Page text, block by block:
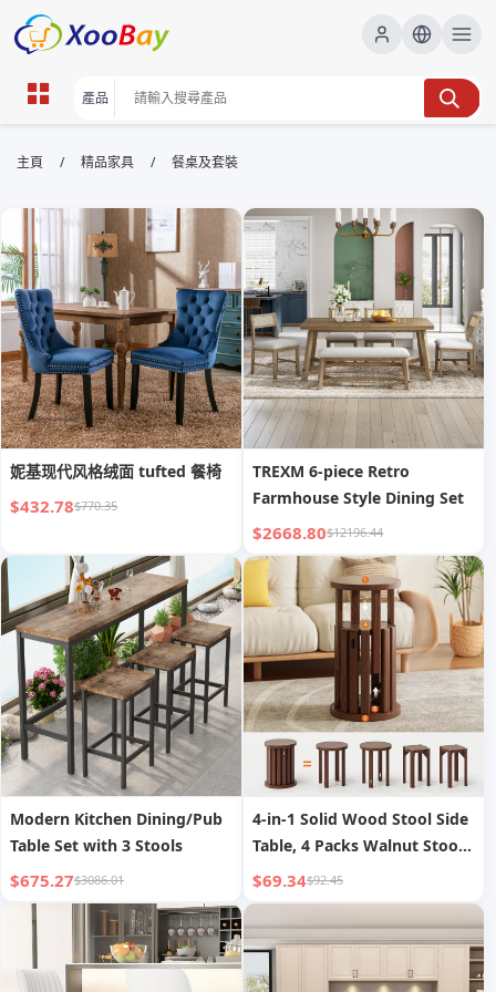
餐桌及套裝 | XOOBAY B2B/B2C
餐桌, 套裝, 家具, 客廳, 室內設計, 家居風格, 餐廳裝潢,
wholesale 餐桌及套裝, XOOBAY
本頁提供餐桌與套裝的材質、尺寸、風格與搭配建議，涵蓋木質、金屬、
玻璃等材質優缺點，協助用戶在 Google 搜尋快速找到相關資訊，提升
網站曝光率。
主頁 / 精品家具 / 餐桌及套裝
妮基现代风格绒面 tufted 餐椅
$432.78$770.35
TREXM 6-piece Retro
Farmhouse Style Dining Set
$2668.80$12196.44
Modern Kitchen Dining/Pub
Table Set with 3 Stools
$675.27$3086.01
4-in-1 Solid Wood Stool Side
Table, 4 Packs Walnut Stools,
Space-saving coffee table for
small home, bedroom, living
room
$69.34$92.45